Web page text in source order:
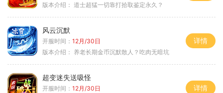
版本介绍： 道士超猛一切靠打拾取鉴定永久？
风云沉默
开服时间： 12月/30日
版本介绍： 养老长期金币沉默散人？吃肉无暗坑
详情
超变迷失送吸怪
开服时间： 12月/30日
详情